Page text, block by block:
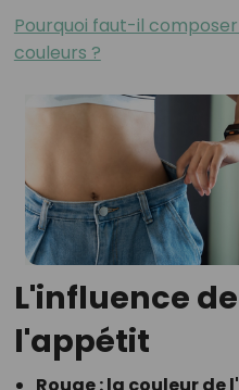
Pourquoi faut-il
couleurs ?
L'influence
l'appétit